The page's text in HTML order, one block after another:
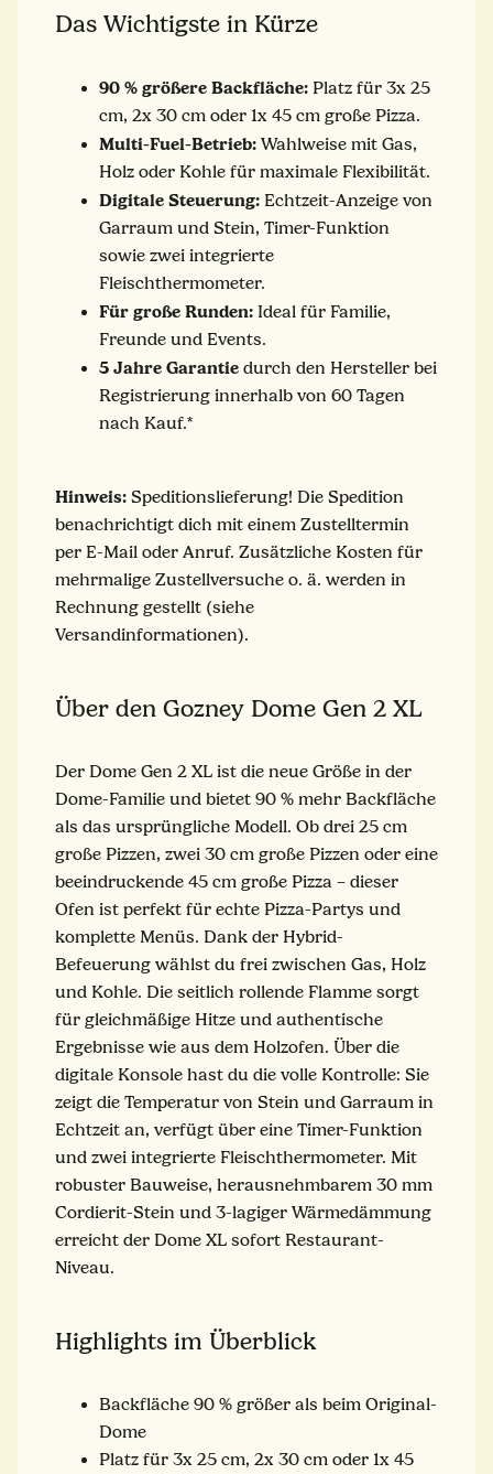
Das Wichtigste in Kürze
90 % größere Backfläche: Platz für 3x 25
cm, 2x 30 cm oder 1x 45 cm große Pizza.
Multi-Fuel-Betrieb: Wahlweise mit Gas,
Holz oder Kohle für maximale Flexibilität.
Digitale Steuerung: Echtzeit-Anzeige von
Garraum und Stein, Timer-Funktion
sowie zwei integrierte
Fleischthermometer.
Für große Runden: Ideal für Familie,
Freunde und Events.
5 Jahre Garantie durch den Hersteller bei
Registrierung innerhalb von 60 Tagen
nach Kauf.*
Hinweis: Speditionslieferung! Die Spedition
benachrichtigt dich mit einem Zustelltermin
per E-Mail oder Anruf. Zusätzliche Kosten für
mehrmalige Zustellversuche o. ä. werden in
Rechnung gestellt (siehe
Versandinformationen).
Über den Gozney Dome Gen 2 XL
Der Dome Gen 2 XL ist die neue Größe in der
Dome-Familie und bietet 90 % mehr Backfläche
als das ursprüngliche Modell. Ob drei 25 cm
große Pizzen, zwei 30 cm große Pizzen oder eine
beeindruckende 45 cm große Pizza – dieser
Ofen ist perfekt für echte Pizza-Partys und
komplette Menüs. Dank der Hybrid-
Befeuerung wählst du frei zwischen Gas, Holz
und Kohle. Die seitlich rollende Flamme sorgt
für gleichmäßige Hitze und authentische
Ergebnisse wie aus dem Holzofen. Über die
digitale Konsole hast du die volle Kontrolle: Sie
zeigt die Temperatur von Stein und Garraum in
Echtzeit an, verfügt über eine Timer-Funktion
und zwei integrierte Fleischthermometer. Mit
robuster Bauweise, herausnehmbarem 30 mm
Cordierit-Stein und 3-lagiger Wärmedämmung
erreicht der Dome XL sofort Restaurant-
Niveau.
Highlights im Überblick
Backfläche 90 % größer als beim Original-
Dome
Platz für 3x 25 cm, 2x 30 cm oder 1x 45